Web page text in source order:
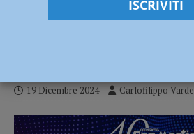
Judo – Piacenza chiude il
19 Dicembre 2024 Carlofilippo